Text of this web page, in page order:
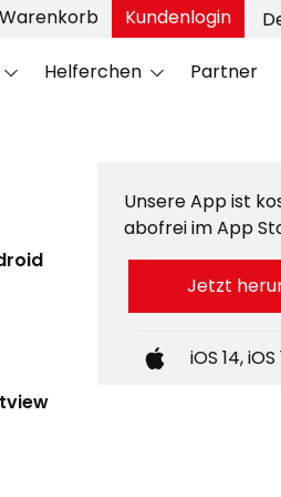
Warenkorb Kundenlogin
Helferchen Partner
Unsere App ist
abofrei im App
Jetzt
iOS 14, iOS